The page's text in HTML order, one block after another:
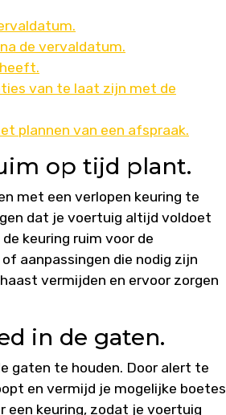
de vervaldatum.
van te laat zijn met de
plannen van een afspraak.
op tijd plant.
met een verlopen keuring te
dat je voertuig altijd voldoet
keuring ruim voor de
aanpassingen die nodig zijn
vermijden en ervoor zorgen
in de gaten.
gaten te houden. Door alert te
en vermijd je mogelijke boetes
een keuring, zodat je voertuig